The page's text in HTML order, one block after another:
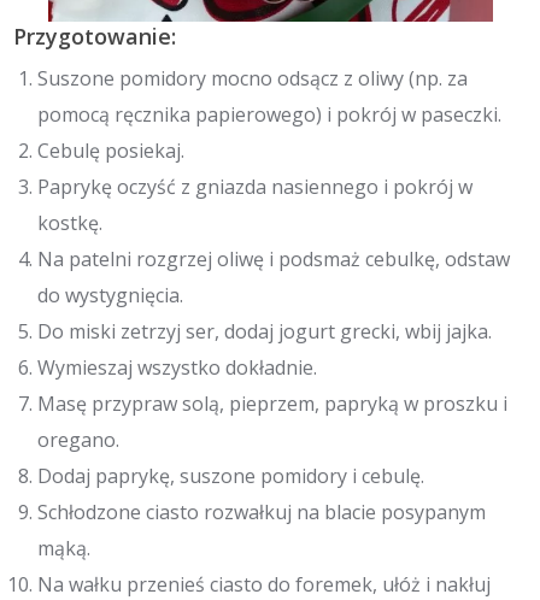
Przygotowanie:
Suszone pomidory mocno odsącz z oliwy (np. za
pomocą ręcznika papierowego) i pokrój w paseczki.
Cebulę posiekaj.
Paprykę oczyść z gniazda nasiennego i pokrój w
kostkę.
Na patelni rozgrzej oliwę i podsmaż cebulkę, odstaw
do wystygnięcia.
Do miski zetrzyj ser, dodaj jogurt grecki, wbij jajka.
Wymieszaj wszystko dokładnie.
Masę przypraw solą, pieprzem, papryką w proszku i
oregano.
Dodaj paprykę, suszone pomidory i cebulę.
Schłodzone ciasto rozwałkuj na blacie posypanym
mąką.
Na wałku przenieś ciasto do foremek, ułóż i nakłuj